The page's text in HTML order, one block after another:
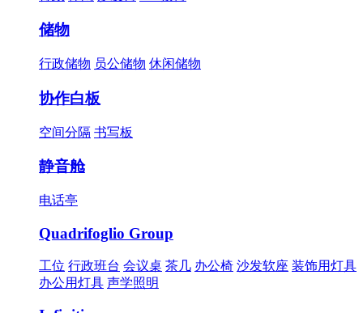
储物
行政储物 员公储物 休闲储物
协作白板
空间分隔 书写板
静音舱
电话亭
Quadrifoglio Group
工位 行政班台 会议桌 茶几 办公椅 沙发软座 装饰用灯具
办公用灯具 声学照明